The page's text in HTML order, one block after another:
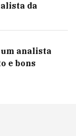
da
analista
e bons